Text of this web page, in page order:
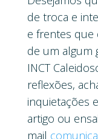
de troca e
e frentes que
de um algum
INCT
reflexões,
inquietações
artigo ou
mail